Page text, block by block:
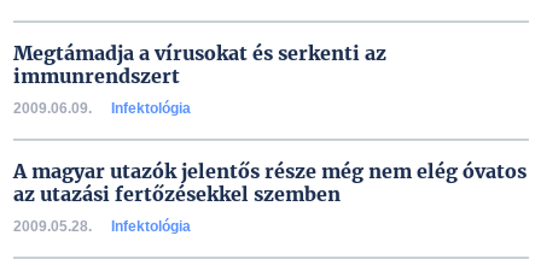
Megtámadja a vírusokat és serkenti az
immunrendszert
2009.06.09. Infektológia
A magyar utazók jelentős része még nem elég óvatos
az utazási fertőzésekkel szemben
2009.05.28. Infektológia